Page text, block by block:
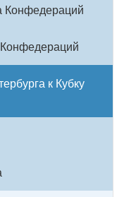
Конфедераций
к Кубку